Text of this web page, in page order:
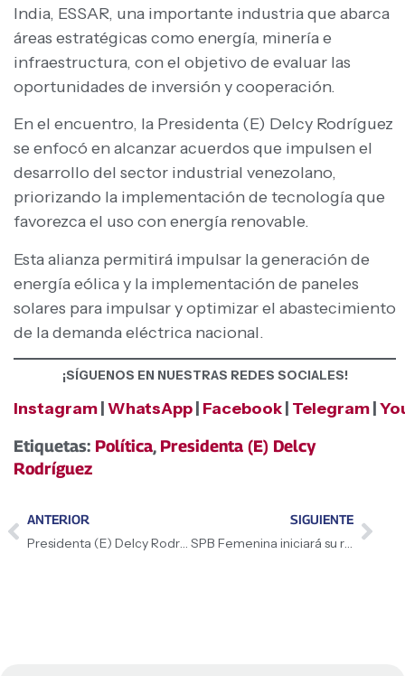
India, ESSAR, una importante industria que abarca
áreas estratégicas como energía, minería e
infraestructura, con el objetivo de evaluar las
oportunidades de inversión y cooperación.
En el encuentro, la Presidenta (E) Delcy Rodríguez
se enfocó en alcanzar acuerdos que impulsen el
desarrollo del sector industrial venezolano,
priorizando la implementación de tecnología que
favorezca el uso con energía renovable.
Esta alianza permitirá impulsar la generación de
energía eólica y la implementación de paneles
solares para impulsar y optimizar el abastecimiento
de la demanda eléctrica nacional.
¡SÍGUENOS EN NUESTRAS REDES SOCIALES!
Instagram WhatsApp Facebook Telegram
Etiquetas: Política, Presidenta (E) Delcy
Rodríguez
ANTERIOR
Presidenta (E) Delcy Rodríguez se reunió con directivos de ESSAR de India para evaluar oportunidades de inversiones estratégicas
SIGUIENTE
SPB Femenina iniciará su recta final en Caracas